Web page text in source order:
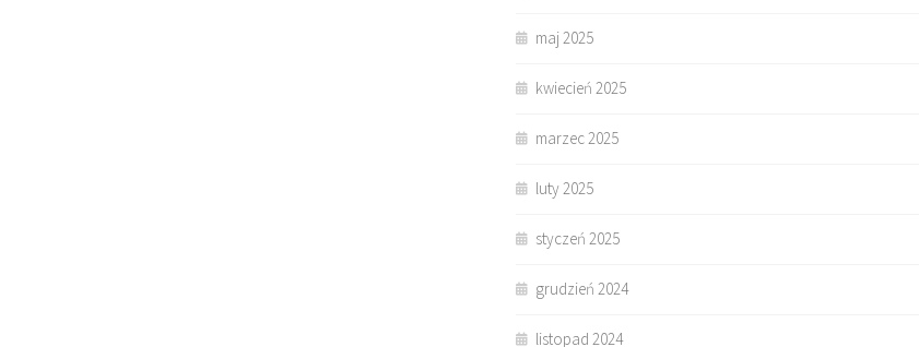
maj 2025
kwiecień 2025
marzec 2025
luty 2025
styczeń 2025
grudzień 2024
listopad 2024